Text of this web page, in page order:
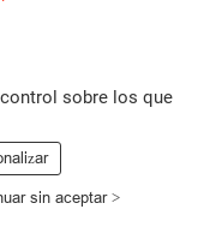
sobre los que
sin aceptar >